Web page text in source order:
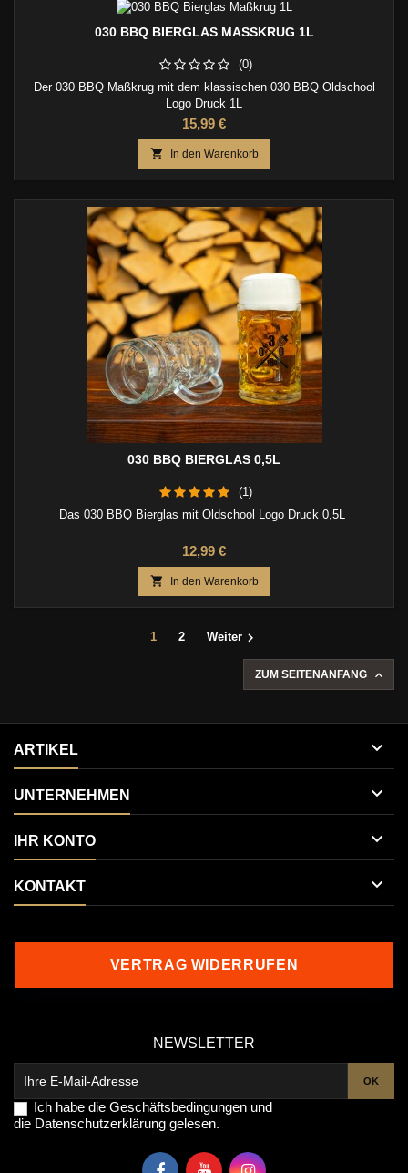
030 BBQ BIERGLAS MASSKRUG 1L
(0)
Der 030 BBQ Maßkrug mit dem klassischen 030 BBQ Oldschool
Logo Druck 1L
Preis
15,99 €
 In den Warenkorb
030 BBQ BIERGLAS 0,5L
(1)
Das 030 BBQ Bierglas mit Oldschool Logo Druck 0,5L
Preis
12,99 €
 In den Warenkorb
1 2 Weiter
ZUM SEITENANFANG 
ARTIKEL 
UNTERNEHMEN 
IHR KONTO 
KONTAKT 
VERTRAG WIDERRUFEN
NEWSLETTER
Ich habe die Geschäftsbedingungen und
die Datenschutzerklärung gelesen.